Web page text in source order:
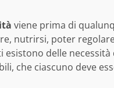
viene prima di
nutrirsi, poter
esistono delle
che ciascuno deve